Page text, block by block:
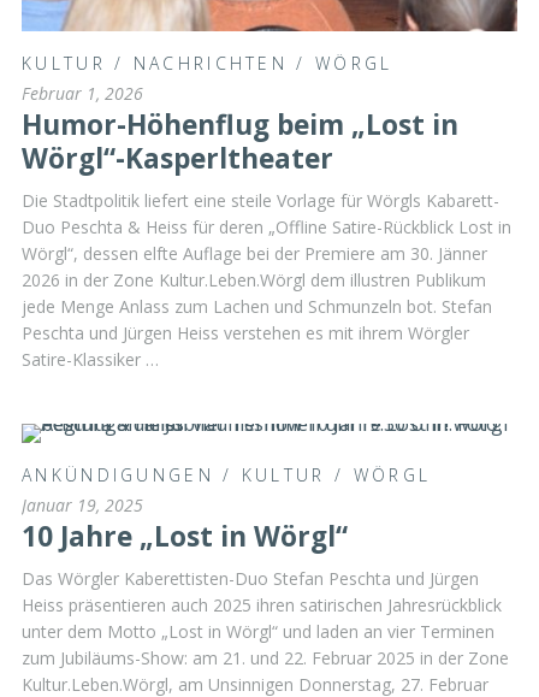
KULTUR / NACHRICHTEN /WÖRGL
Februar 1, 2026
Humor-Höhenflug beim „Lost in
Wörgl“-Kasperltheater
Die Stadtpolitik liefert eine steile Vorlage für Wörgls Kabarett-
Duo Peschta & Heiss für deren „Offline Satire-Rückblick Lost in
Wörgl“, dessen elfte Auflage bei der Premiere am 30. Jänner
2026 in der Zone Kultur.Leben.Wörgl dem illustren Publikum
jede Menge Anlass zum Lachen und Schmunzeln bot. Stefan
Peschta und Jürgen Heiss verstehen es mit ihrem Wörgler
Satire-Klassiker …
ANKÜNDIGUNGEN / KULTUR / WÖRGL
Januar 19, 2025
10 Jahre „Lost in Wörgl“
Das Wörgler Kaberettisten-Duo Stefan Peschta und Jürgen
Heiss präsentieren auch 2025 ihren satirischen Jahresrückblick
unter dem Motto „Lost in Wörgl“ und laden an vier Terminen
zum Jubiläums-Show: am 21. und 22. Februar 2025 in der Zone
Kultur.Leben.Wörgl, am Unsinnigen Donnerstag, 27. Februar